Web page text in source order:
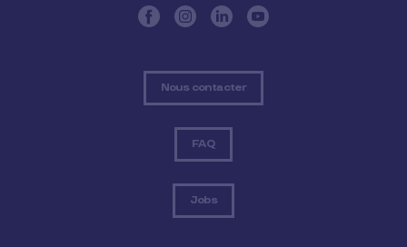
Nous contacter
FAQ
Jobs